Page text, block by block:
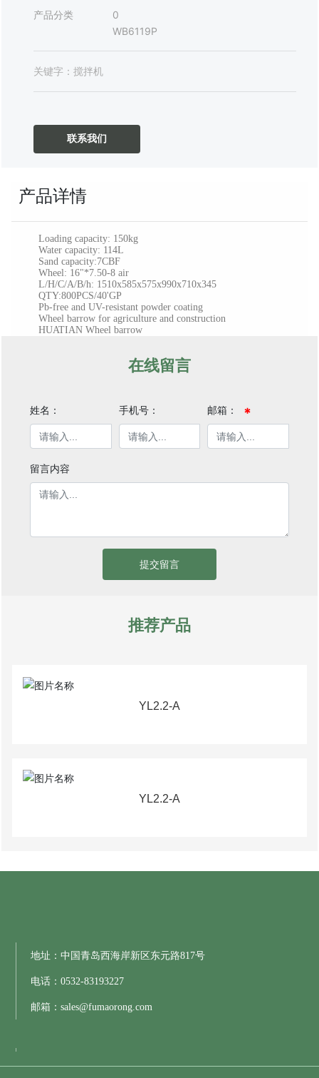
产品分类
0
WB6119P
关键字：搅拌机
联系我们
产品详情
Loading capacity: 150kg
Water capacity: 114L
Sand capacity:7CBF
Wheel: 16"*7.50-8 air
L/H/C/A/B/h: 1510x585x575x990x710x345
QTY:800PCS/40'GP
Pb-free and UV-resistant powder coating
Wheel barrow for agriculture and construction
HUATIAN Wheel barrow
在线留言
姓名： 手机号： 邮箱：
留言内容
提交留言
推荐产品
YL2.2-A
YL2.2-A
地址：中国青岛西海岸新区东元路817号
电话：0532-83193227
邮箱：sales@fumaorong.com